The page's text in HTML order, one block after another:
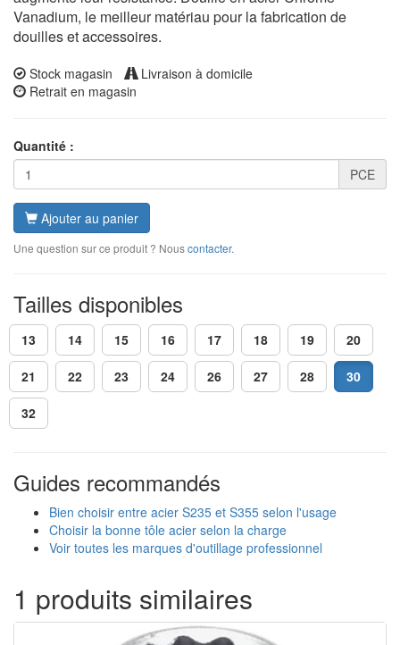
Vanadium, le meilleur matériau pour la fabrication de
douilles et accessoires.
Stock magasin
Livraison à domicile
Retrait en magasin
Quantité :
PCE
Ajouter au panier
Une question sur ce produit ? Nouscontacter.
Tailles disponibles
13 14 15 16 17 18 19 20
21 22 23 24 26 27 28 30
32
Guides recommandés
Bien choisir entre acier S235 et S355 selon l'usage
Choisir la bonne tôle acier selon la charge
Voir toutes les marques d'outillage professionnel
1 produits similaires